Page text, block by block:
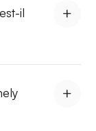
il